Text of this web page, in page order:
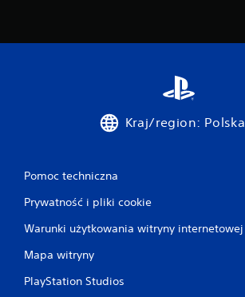
g
o
.
o
ż
Kraj/region: Polska
Pomoc techniczna
Prywatność i pliki cookie
Warunki użytkowania witryny internetowej
Mapa witryny
PlayStation Studios